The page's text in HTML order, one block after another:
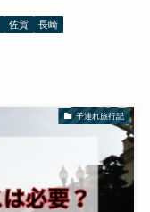
佐賀
長崎
子連れ旅行記